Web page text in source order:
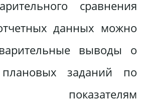
сравнения
данных можно
выводы о
заданий по
показателям